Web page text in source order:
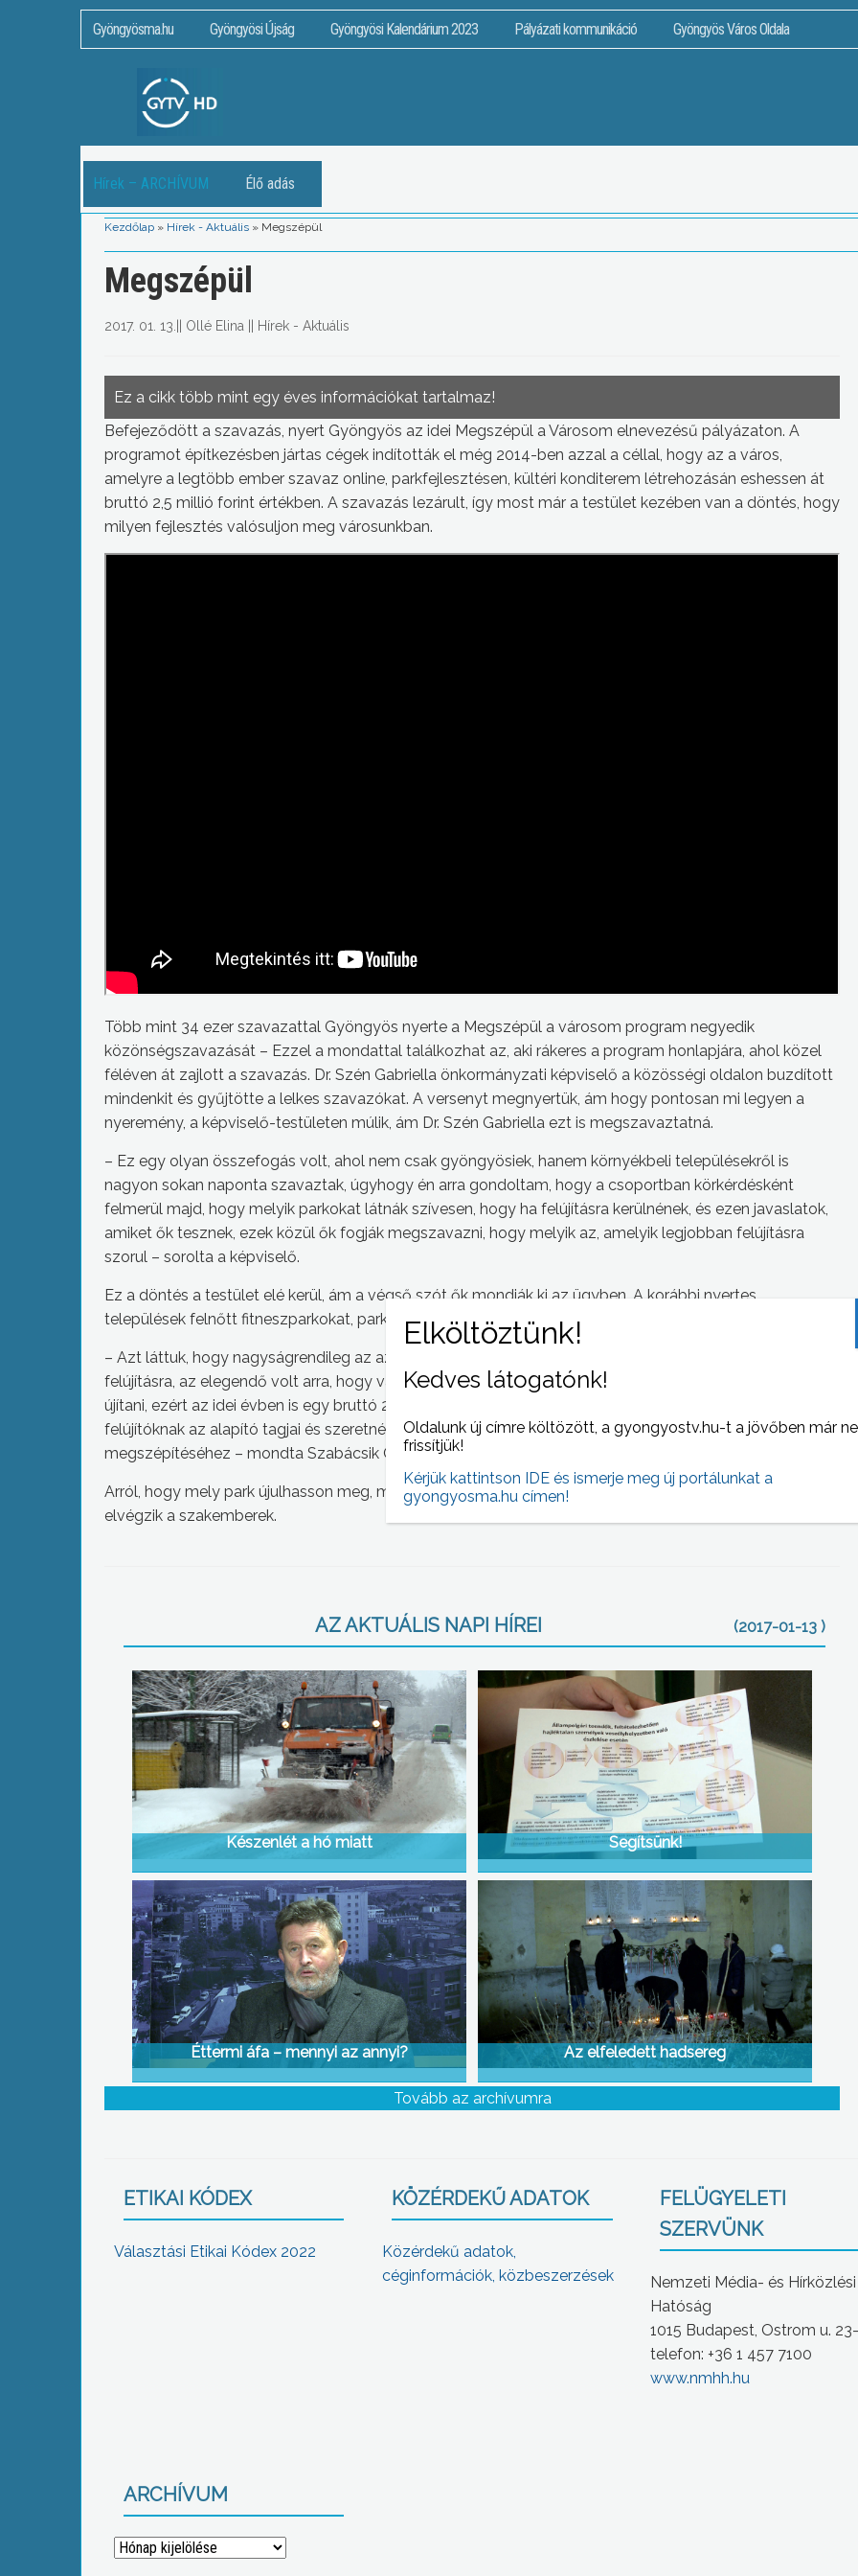
Gyöngyösma.hu Gyöngyösi Újság Gyöngyösi Kalendárium 2023 Pályázati kommunikáció Gyöngyös Város Oldala
Hírek – ARCHÍVUM Élő adás
Kezdőlap » Hírek - Aktuális » Megszépül
Megszépül
2017. 01. 13. Ollé Elina Hírek - Aktuális
Ez a cikk több mint egy éves információkat tartalmaz!
Befejeződött a szavazás, nyert Gyöngyös az idei Megszépül a Városom elnevezésű pályázaton. A
programot építkezésben jártas cégek indították el még 2014-ben azzal a céllal, hogy az a város,
amelyre a legtöbb ember szavaz online, parkfejlesztésen, kültéri konditerem létrehozásán eshessen át
bruttó 2,5 millió forint értékben. A szavazás lezárult, így most már a testület kezében van a döntés, hogy
milyen fejlesztés valósuljon meg városunkban.
Több mint 34 ezer szavazattal Gyöngyös nyerte a Megszépül a városom program negyedik
közönségszavazását – Ezzel a mondattal találkozhat az, aki rákeres a program honlapjára, ahol közel
féléven át zajlott a szavazás. Dr. Szén Gabriella önkormányzati képviselő a közösségi oldalon buzdított
mindenkit és gyűjtötte a lelkes szavazókat. A versenyt megnyertük, ám hogy pontosan mi legyen a
nyeremény, a képviselő-testületen múlik, ám Dr. Szén Gabriella ezt is megszavaztatná.
– Ez egy olyan összefogás volt, ahol nem csak gyöngyösiek, hanem környékbeli településekről is
nagyon sokan naponta szavaztak, úgyhogy én arra gondoltam, hogy a csoportban körkérdésként
felmerül majd, hogy melyik parkokat látnák szívesen, hogy ha felújításra kerülnének, és ezen javaslatok,
amiket ők tesznek, ezek közül ők fogják megszavazni, hogy melyik az, amelyik legjobban felújításra
szorul – sorolta a képviselő.
Ez a döntés a testület elé kerül, ám a végső szót ők mondják ki az ügyben. A korábbi nyertes
települések felnőtt fitneszparkokat, parkfelújításokat és játszótereket kaptak.
– Azt láttuk, hogy nagyságrendileg az az összeg, amit akkor fel tudtunk használni minden egyes
felújításra, az elegendő volt arra, hogy vagy egy kisebb játszótér, vagy egy fitnesztermet fel tudjunk
újítani, ezért az idei évben is egy bruttó 2,5 millió forintos beruházásra hajlandóak az építkezem
felújítóknak az alapító tagjai és szeretnének ezzel hozzájárulni a nyertes Gyöngyös város felújításához,
megszépítéséhez – mondta Szabácsik Gergely, a program szóvivője.
Arról, hogy mely park újulhasson meg, március végéig kell dönteni, a munkálatokat pedig a nyáron
elvégzik a szakemberek.
AZ AKTUÁLIS NAPI HÍREI (2017-01-13 )
Készenlét a hó miatt Segítsünk!
Éttermi áfa – mennyi az annyi? Az elfeledett hadsereg
Tovább az archívumra
ETIKAI KÓDEX
Választási Etikai Kódex 2022
KÖZÉRDEKŰ ADATOK
Közérdekű adatok,
céginformációk, közbeszerzések
FELÜGYELETI
SZERVÜNK
Nemzeti Média- és Hírközlési
Hatóság
1015 Budapest, Ostrom u.
telefon: +36 1 457 7100
www.nmhh.hu
ARCHÍVUM
Archívum
Kedves látogatónk!
Oldalunk új címre költözött, a gyongyostv.hu-t a jövőben már
frissítjük!
Kérjük kattintson IDE és ismerje meg új portálunkat a
gyongyosma.hu címen!